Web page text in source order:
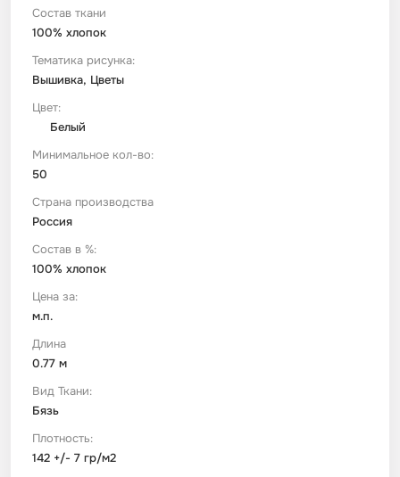
Состав ткани
100% хлопок
Тематика рисунка:
Вышивка, Цветы
Цвет:
Белый
Минимальное кол-во:
50
Страна производства
Россия
Состав в %:
100% хлопок
Цена за:
м.п.
Длина
0.77 м
Вид Ткани:
Бязь
Плотность:
142 +/- 7 гр/м2
Сетка
Ситец
Тюль
Фланель
Шелк Армани
Штапель
Космос
Техника / транспорт